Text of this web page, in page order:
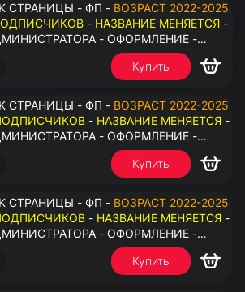
СТРАНИЦЫ - ФП - ВОЗРАСТ 2022-2025
- НАЗВАНИЕ МЕНЯЕТСЯ -
- ОФОРМЛЕНИЕ -
ИНФОРМАЦИЯ - ПОД ВСЕ ГЕО
Купить
СТРАНИЦЫ - ФП - ВОЗРАСТ 2022-2025
- НАЗВАНИЕ МЕНЯЕТСЯ -
- ОФОРМЛЕНИЕ -
ИНФОРМАЦИЯ - ПОД ВСЕ ГЕО
Купить
СТРАНИЦЫ - ФП - ВОЗРАСТ 2022-2025
- НАЗВАНИЕ МЕНЯЕТСЯ -
- ОФОРМЛЕНИЕ -
ИНФОРМАЦИЯ - ПОД ВСЕ ГЕО
Купить